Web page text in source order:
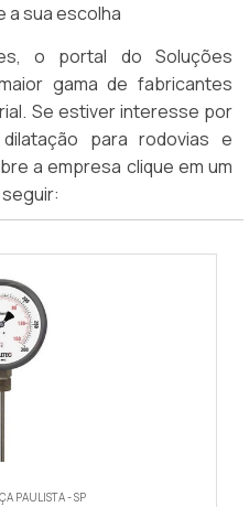
sua escolha
o portal do Soluções
gama de fabricantes
Se estiver interesse por
para rodovias e
a empresa clique em um
PAULISTA - SP